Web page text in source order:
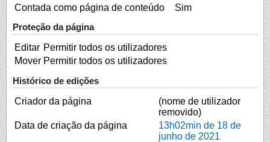
Contada como página de conteúdo
Sim
Proteção da página
Editar Permitir todos os utilizadores
Mover Permitir todos os utilizadores
Histórico de edições
Criador da página
(nome de utilizador
removido)
Data de criação da página
13h02min de 18 de
junho de 2021